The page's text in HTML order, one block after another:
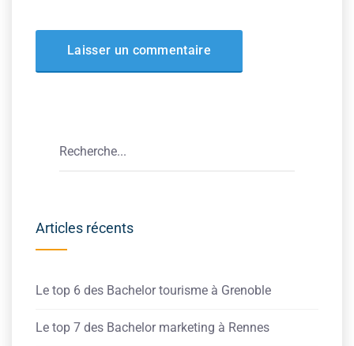
Articles récents
Le top 6 des Bachelor tourisme à Grenoble
Le top 7 des Bachelor marketing à Rennes